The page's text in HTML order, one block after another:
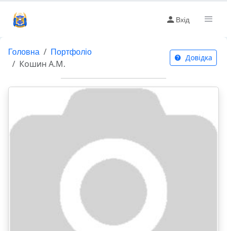
Вхід
Головна Портфоліо
Кошин А.М.
Довідка